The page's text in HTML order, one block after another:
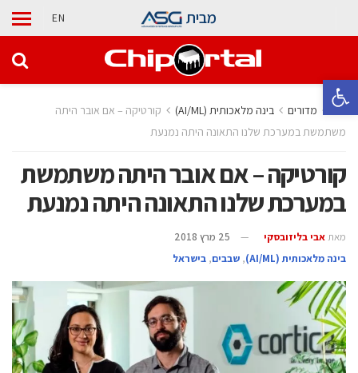
פתח סרגל נגישות
מבית EN
בית מדורים בינה מלאכותית (AI/ML)
קורטיקה – אם אובר היתה
משתמשת במערכת שלנו התאונה היתה נמנעת
קורטיקה – אם אובר היתה משתמשת
במערכת שלנו התאונה היתה נמנעת
מאת אבי בליזובסקי
25 מרץ 2018
בינה מלאכותית (AI/ML)
, ‫שבבים‬, בישראל